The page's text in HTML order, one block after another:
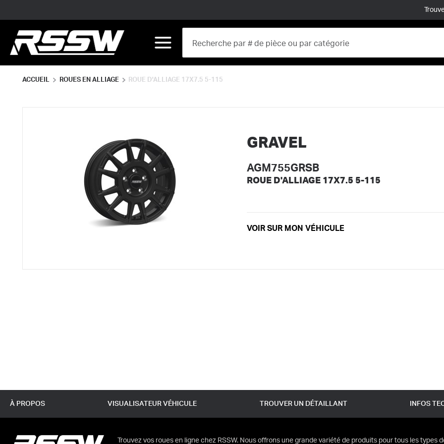
ACCUEIL ROUES EN ALLIAGE ROUE D'ALLIAGE 17X7.5 5-115
GRAVEL
AGM755GRSB
ROUE D'ALLIAGE 17X7.5 5-115
VOIR SUR MON VÉHICULE
À PROPOS VISUALISATEUR VÉHICULE TROUVER UN DÉTAILLANT INFOS
Trouvez vos roues en ligne chez RSSW. Nous offrons une grande variété de produits pour tous les